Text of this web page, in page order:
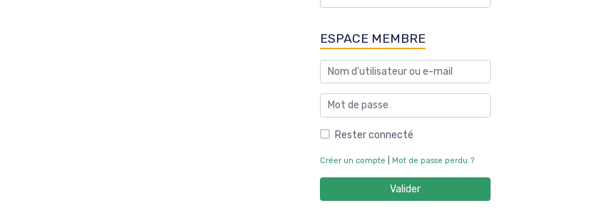
ESPACE MEMBRE
Rester connecté
Créer un compte Mot de passe perdu ?
Valider